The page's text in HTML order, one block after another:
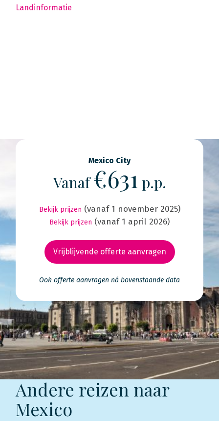
Landinformatie
Mexico City
Vanaf€631 p.p.
Bekijk prijzen (vanaf 1 november 2025)
Bekijk prijzen (vanaf 1 april 2026)
Vrijblijvende offerte aanvragen
Ook offerte aanvragen ná bovenstaande data
Andere reizen naar
Mexico